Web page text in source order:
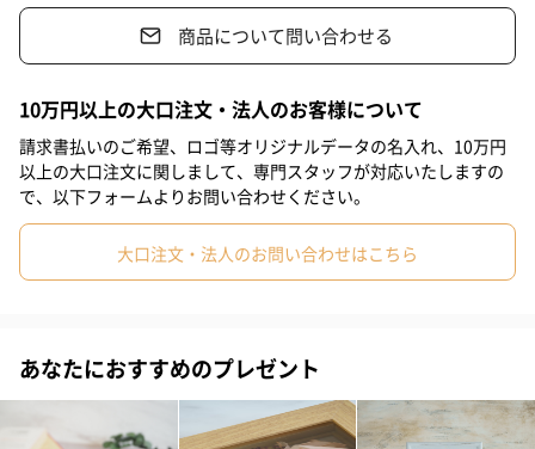
パウダーブルー
シトラスグリーン
永遠に強く、美しく 「Dante」
#入学祝い #就職祝い #引っ越し祝い
#息子 #姪 #甥 #部下男性 #弟 #義父
#義母 #親戚男性 #親戚女性 #男子中学生 #女子中学生
#男友達 #男性 #女性 #夫 #妻 #父親 #彼女
#同僚男性 #男子大学生 #女子大学生
#20代後半 #30代 #40代 #50代 #60代 #70代
商品について問い合わせる
10万円以上の大口注文・法人のお客様について
請求書払いのご希望、ロゴ等オリジナルデータの名入れ、10万円
以上の大口注文に関しまして、専門スタッフが対応いたしますの
で、以下フォームよりお問い合わせください。
大口注文・法人のお問い合わせはこちら
あなたにおすすめのプレゼント